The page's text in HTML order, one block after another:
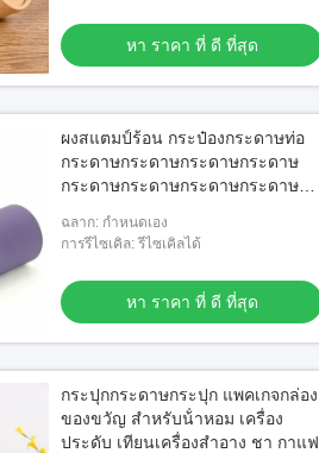
หา ราคา ที่ ดี ที่สุด
ผงสแตมป์ร้อน กระป๋องกระดาษท่อ
กระดาษกระดาษกระดาษกระดาษ
กระดาษกระดาษกระดาษกระดาษ
กระดาษกระดาษกระดาษกระดาษ
กระดาษกระดาษกระดาษกระดาษ
กระดาษกระดาษกระดาษกระดาษ
กระดาษกระดาษกระดาษกระดาษ
กระดาษกระดาษกระดาษกระดาษ
กระดาษกระดาษกระดาษกระดาษ
กระดาษกระดาษกระดาษกระดาษ
ฉลาก: กำหนดเอง
การรีไซเคิล: รีไซเคิลได้
หา ราคา ที่ ดี ที่สุด
กระปุกกระดาษกระปุก แพคเกจกล่อง
ของขวัญ สําหรับน้ําหอม เครื่อง
ประดับ เทียนเครื่องสําอาง ชา กาแฟ